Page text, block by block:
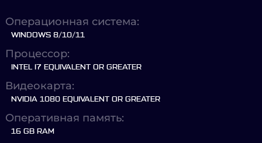
Операционная система:
WINDOWS 8/10/11
Процессор:
INTEL I7 EQUIVALENT OR GREATER
Видеокарта:
NVIDIA 1080 EQUIVALENT OR GREATER
Оперативная память:
16 GB RAM